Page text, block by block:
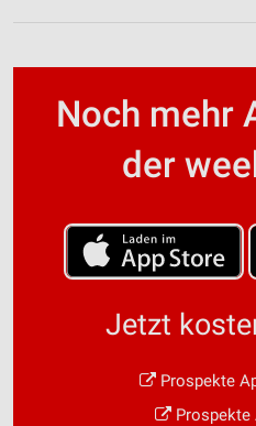
Noch mehr
der
Jetzt
Prospekte
Prospekte